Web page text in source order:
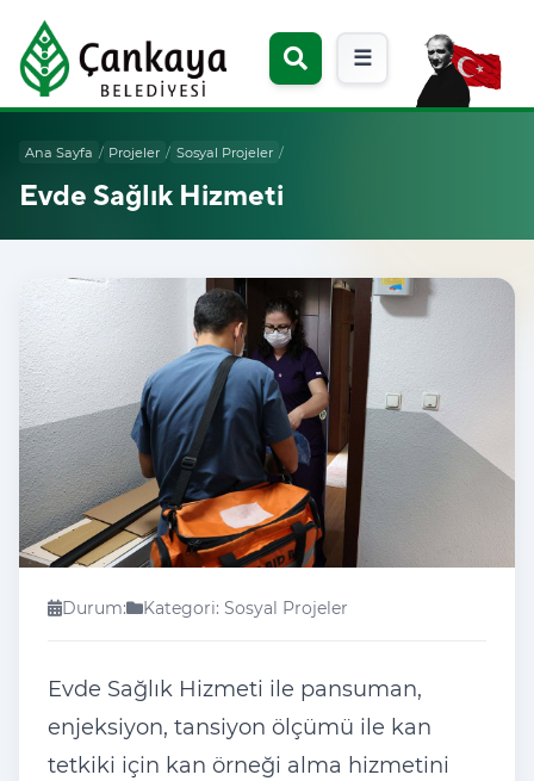
☰
Ana Sayfa / Projeler / Sosyal Projeler /
Evde Sağlık Hizmeti
Durum: Kategori: Sosyal Projeler
Evde Sağlık Hizmeti ile pansuman,
enjeksiyon, tansiyon ölçümü ile kan
tetkiki için kan örneği alma hizmetini